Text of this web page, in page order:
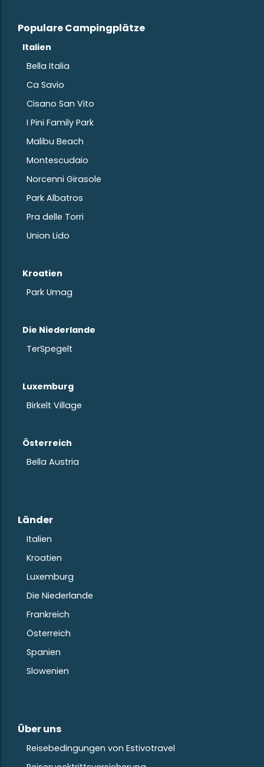
Populare Campingplätze
Italien
Bella Italia
Ca Savio
Cisano San Vito
I Pini Family Park
Malibu Beach
Montescudaio
Norcenni Girasole
Park Albatros
Pra delle Torri
Union Lido
Kroatien
Park Umag
Die Niederlande
TerSpegelt
Luxemburg
Birkelt Village
Österreich
Bella Austria
Länder
Italien
Kroatien
Luxemburg
Die Niederlande
Frankreich
Österreich
Spanien
Slowenien
Über uns
Reisebedingungen von Estivotravel